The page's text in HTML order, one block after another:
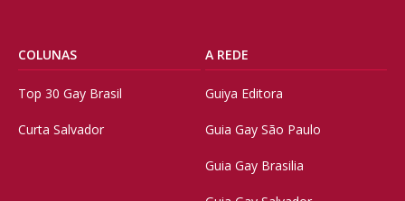
COLUNAS
Top 30 Gay Brasil
Curta Salvador
A REDE
Guiya Editora
Guia Gay São Paulo
Guia Gay Brasilia